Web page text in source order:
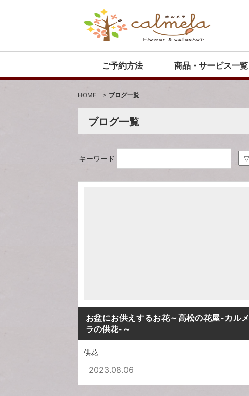
ご予約方法 商品・サービス一覧
HOME > ブログ一覧
ブログ一覧
キーワード
お盆にお供えするお花～高松の花屋-カルメ
ラの供花-～
供花
2023.08.06